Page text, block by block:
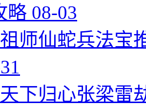
略 08-03
师仙蛇兵法宝
下归心张梁雷